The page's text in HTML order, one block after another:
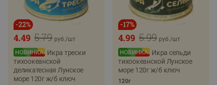
-22%
5.79
4.49 руб./шт
Икра трески
тихоокеанской
деликатесная Лунское
море 120г ж/б ключ
-17%
5.99
4.99 руб./шт
Икра сельди
тихоокеанской Лунское
море 120г ж/б ключ
120г